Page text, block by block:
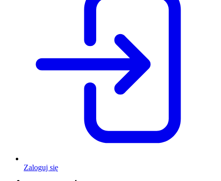
Zaloguj się